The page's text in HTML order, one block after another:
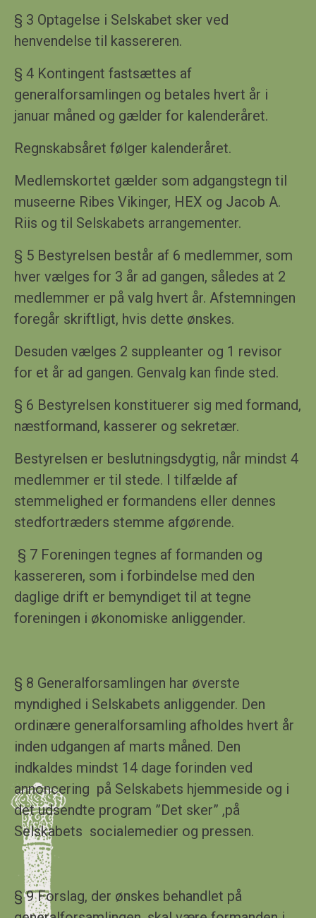
§ 3 Optagelse i Selskabet sker ved
henvendelse til kassereren.
§ 4 Kontingent fastsættes af
generalforsamlingen og betales hvert år i
januar måned og gælder for kalenderåret.
Regnskabsåret følger kalenderåret.
Medlemskortet gælder som adgangstegn til
museerne Ribes Vikinger, HEX og Jacob A.
Riis og til Selskabets arrangementer.
§ 5 Bestyrelsen består af 6 medlemmer, som
hver vælges for 3 år ad gangen, således at 2
medlemmer er på valg hvert år. Afstemningen
foregår skriftligt, hvis dette ønskes.
Desuden vælges 2 suppleanter og 1 revisor
for et år ad gangen. Genvalg kan finde sted.
§ 6 Bestyrelsen konstituerer sig med formand,
næstformand, kasserer og sekretær.
Bestyrelsen er beslutningsdygtig, når mindst 4
medlemmer er til stede. I tilfælde af
stemmelighed er formandens eller dennes
stedfortræders stemme afgørende.
§ 7 Foreningen tegnes af formanden og
kassereren, som i forbindelse med den
daglige drift er bemyndiget til at tegne
foreningen i økonomiske anliggender.
§ 8 Generalforsamlingen har øverste
myndighed i Selskabets anliggender. Den
ordinære generalforsamling afholdes hvert år
inden udgangen af marts måned. Den
indkaldes mindst 14 dage forinden ved
annoncering på Selskabets hjemmeside og i
det udsendte program ”Det sker” ,på
Selskabets socialemedier og pressen.
§9Forslag, der ønskes behandlet på